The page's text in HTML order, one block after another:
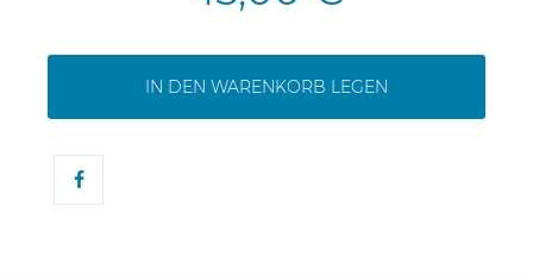
IN DEN WARENKORB LEGEN